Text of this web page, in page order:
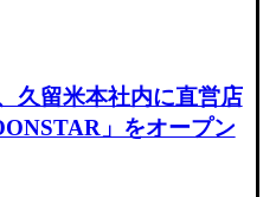
久留米本社内に直営店
」をオープン